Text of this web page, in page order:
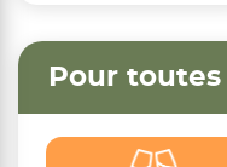
Pour toutes